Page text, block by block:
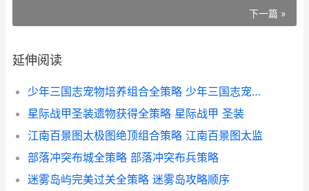
下一篇 »
延伸阅读
少年三国志宠物培养组合全策略 少年三国志宠物上阵和护佑哪个重要
星际战甲圣装遗物获得全策略 星际战甲 圣装
江南百景图太极图绝顶组合策略 江南百景图太监
部落冲突布城全策略 部落冲突布兵策略
迷雾岛屿完美过关全策略 迷雾岛攻略顺序